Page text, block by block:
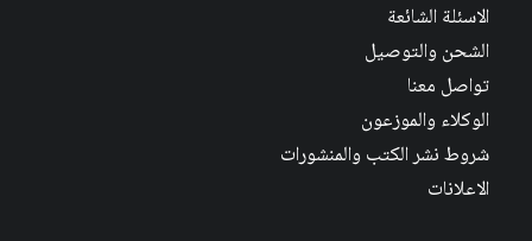
الاسئلة الشائعة
الشحن والتوصيل
تواصل معنا
الوكلاء والموزعون
شروط نشر الكتب والمنشورات
الاعلانات